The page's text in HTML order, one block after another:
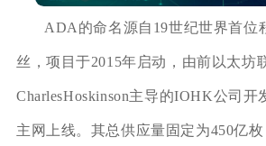
ADA的命名源自19世纪世界首位
丝，项目于2015年启动，由前以太坊
CharlesHoskinson主导的IOHK公司开
主网上线。其总供应量固定为450亿